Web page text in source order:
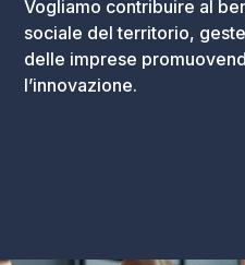
Vogliamo contribuire al
sociale del territorio,
delle imprese
l’innovazione.